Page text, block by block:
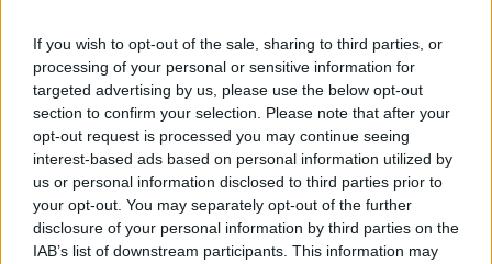
If you wish to opt-out of the sale, sharing to third parties, or
processing of your personal or sensitive information for
targeted advertising by us, please use the below opt-out
section to confirm your selection. Please note that after your
opt-out request is processed you may continue seeing
interest-based ads based on personal information utilized by
us or personal information disclosed to third parties prior to
your opt-out. You may separately opt-out of the further
disclosure of your personal information by third parties on the
IAB’s list of downstream participants. This information may
Jacopo Perego , ricercatore in chimica
industriale, ha ottenuto il primo premio
con unospeech dal titolo “Nano-spugne
per la cattura selettiva di CO2: dalla
progettazione molecolare alla realtà
industriale“. Al secondo posto si è
posizionatoRiccardo Milanesi, tecnologo
del Dipartimento di Biotecnologie e
Bioscienze, con “La Bella e la Bestia, storia